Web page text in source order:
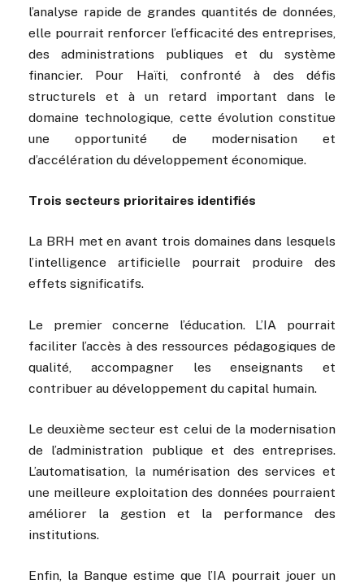
l’analyse rapide de grandes quantités de données,
elle pourrait renforcer l’efficacité des entreprises,
des administrations publiques et du système
financier. Pour Haïti, confronté à des défis
structurels et à un retard important dans le
domaine technologique, cette évolution constitue
une opportunité de modernisation et
d’accélération du développement économique.
Trois secteurs prioritaires identifiés
La BRH met en avant trois domaines dans lesquels
l’intelligence artificielle pourrait produire des
effets significatifs.
Le premier concerne l’éducation. L’IA pourrait
faciliter l’accès à des ressources pédagogiques de
qualité, accompagner les enseignants et
contribuer au développement du capital humain.
Le deuxième secteur est celui de la modernisation
de l’administration publique et des entreprises.
L’automatisation, la numérisation des services et
une meilleure exploitation des données pourraient
améliorer la gestion et la performance des
institutions.
Enfin, la Banque estime que l’IA pourrait jouer un